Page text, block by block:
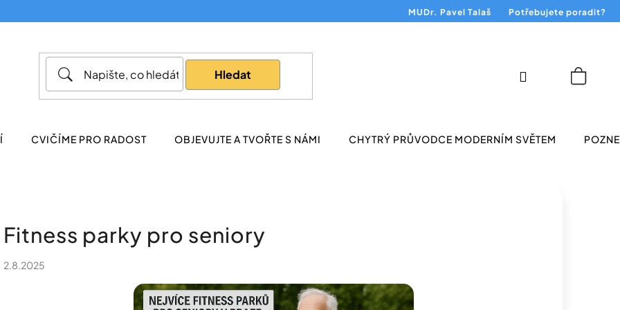
MUDr. Pavel Talaš Potřebujete poradit?
Hledat
CVIČÍME PRO RADOST OBJEVUJTE A TVOŘTE S NÁMI CHYTRÝ PRŮVODCE MODERNÍM SVĚTEM
Přihlášení
Fitness parky pro seniory
2.8.2025
Co potřebujete najít?